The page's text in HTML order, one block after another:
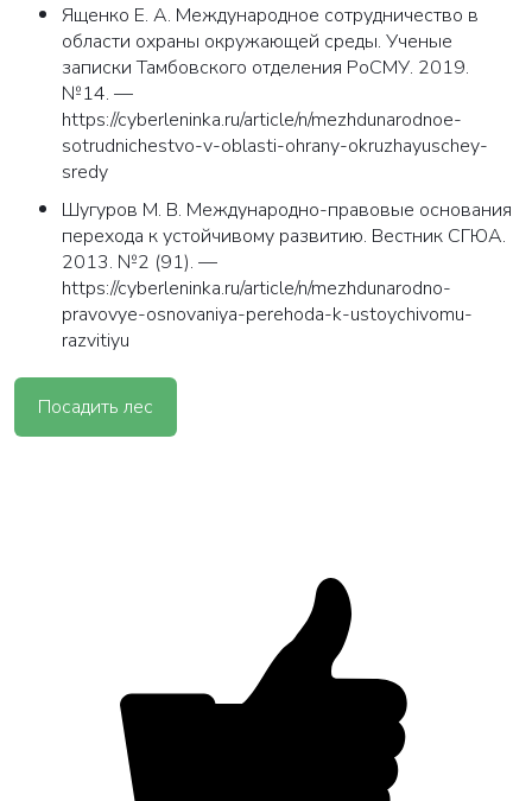
Ященко Е. А. Международное сотрудничество в
области охраны окружающей среды. Ученые
записки Тамбовского отделения РоСМУ. 2019.
№14. —
https://cyberleninka.ru/article/n/mezhdunarodnoe-
sotrudnichestvo-v-oblasti-ohrany-okruzhayuschey-
sredy
Шугуров М. В. Международно-правовые основания
перехода к устойчивому развитию. Вестник СГЮА.
2013. №2 (91). —
https://cyberleninka.ru/article/n/mezhdunarodno-
pravovye-osnovaniya-perehoda-k-ustoychivomu-
razvitiyu
Посадить лес